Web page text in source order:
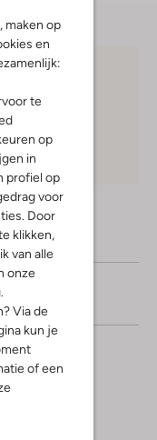
, maken op
en
te
op
in
profiel op
voor
Door
klikken,
van alle
onze
.
Via de
kun je
of een
5/5